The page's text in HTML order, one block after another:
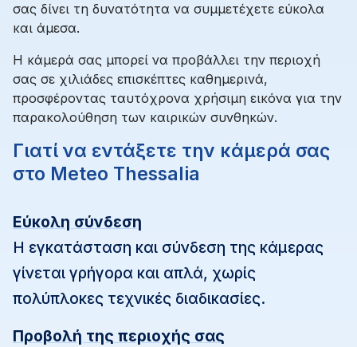
σας δίνει τη δυνατότητα να συμμετέχετε εύκολα
και άμεσα.
Η κάμερά σας μπορεί να προβάλλει την περιοχή
σας σε χιλιάδες επισκέπτες καθημερινά,
προσφέροντας ταυτόχρονα χρήσιμη εικόνα για την
παρακολούθηση των καιρικών συνθηκών.
Γιατί να εντάξετε την κάμερά σας
στο Meteo Thessalia
Εύκολη σύνδεση
Η εγκατάσταση και σύνδεση της κάμερας
γίνεται γρήγορα και απλά, χωρίς
πολύπλοκες τεχνικές διαδικασίες.
Προβολή της περιοχής σας